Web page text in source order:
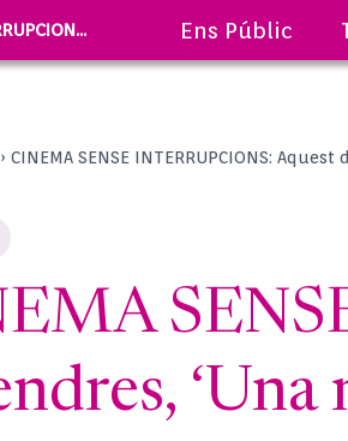
Ens Públic
› CINEMA SENSE INTERRUPCIONS:
‘Una